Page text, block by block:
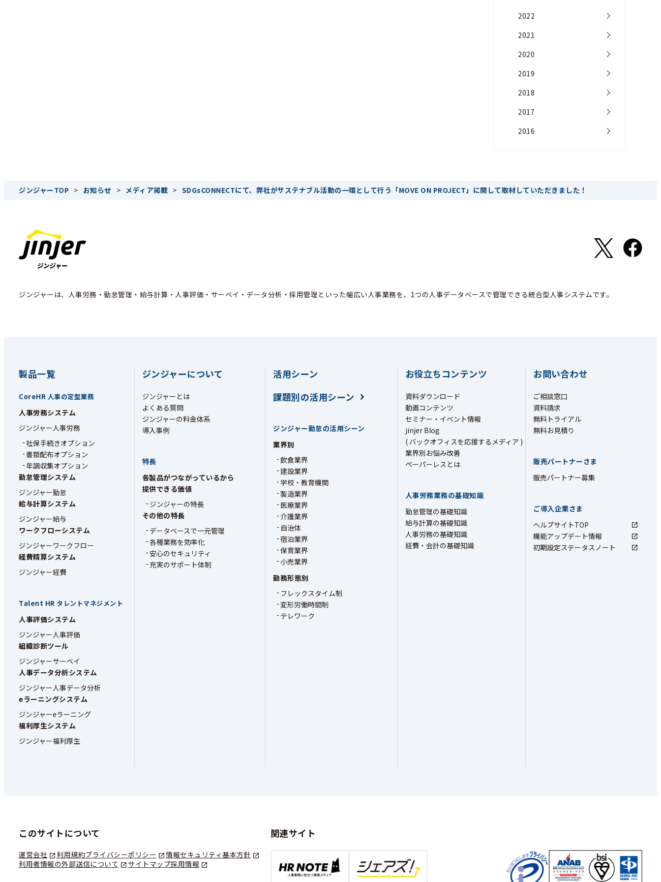
2022
2021
2020
2019
2018
2017
2016
ジンジャーTOP > お知らせ > メディア掲載 > SDGsCONNECTにて、弊社がサステナブル活動の一環として行う「MOVE ON PROJECT」に関して取材していただきました！
ジンジャーは、人事労務・勤怠管理・給与計算・人事評価・サーベイ・データ分析・採用管理といった幅広い人事業務を、1つの人事データベースで管理できる統合型人事システムです。
製品一覧
CoreHR 人事の定型業務
人事労務システム
ジンジャー人事労務
社保手続きオプション
書類配布オプション
年調収集オプション
勤怠管理システム
ジンジャー勤怠
給与計算システム
ジンジャー給与
ワークフローシステム
ジンジャーワークフロー
経費精算システム
ジンジャー経費
Talent HR タレントマネジメント
人事評価システム
ジンジャー人事評価
組織診断ツール
ジンジャーサーベイ
人事データ分析システム
ジンジャー人事データ分析
eラーニングシステム
ジンジャーeラーニング
福利厚生システム
ジンジャー福利厚生
ジンジャーについて
ジンジャーとは
よくある質問
ジンジャーの料金体系
導入事例
特長
各製品がつながっているから
提供できる価値
ジンジャーの特長
その他の特長
データベースで一元管理
各種業務を効率化
安心のセキュリティ
充実のサポート体制
活用シーン
課題別の活用シーン
ジンジャー勤怠の活用シーン
業界別
飲食業界
建設業界
学校・教育機関
製造業界
医療業界
介護業界
自治体
宿泊業界
保育業界
小売業界
勤務形態別
フレックスタイム制
変形労働時間制
テレワーク
お役立ちコンテンツ
資料ダウンロード
動画コンテンツ
セミナー・イベント情報
jinjer Blog
( バックオフィスを応援するメディア )
業界別お悩み改善
ペーパーレスとは
人事労務業務の基礎知識
勤怠管理の基礎知識
給与計算の基礎知識
人事労務の基礎知識
経費・会計の基礎知識
お問い合わせ
ご相談窓口
資料請求
無料トライアル
無料お見積り
販売パートナーさま
販売パートナー募集
ご導入企業さま
ヘルプサイトTOP
機能アップデート情報
初期設定ステータスノート
このサイトについて
運営会社 利用規約プライバシーポリシー
情報セキュリティ基本方針
利用者情報の外部送信について
サイトマップ採用情報
関連サイト